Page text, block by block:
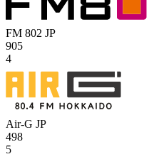
FM 802 JP
905
4
Air-G JP
498
5